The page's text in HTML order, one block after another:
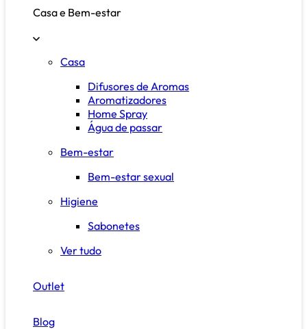
Casa e Bem-estar
Casa
Difusores de Aromas
Aromatizadores
Home Spray
Água de passar
Bem-estar
Bem-estar sexual
Higiene
Sabonetes
Ver tudo
Outlet
Blog